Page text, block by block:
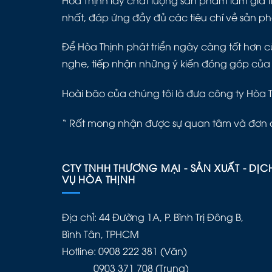
nhất, đáp ứng đầy đủ các tiêu chí về sản
Để Hòa Thịnh phát triển ngày càng tốt hơn
nghe, tiếp nhận những ý kiến đóng góp
Hoài bão của chúng tôi là đưa công ty Hòa
“ Rất mong nhận được sự quan tâm và
CTY TNHH THƯƠNG MẠI - SẢN XUẤT -
VỤ HÒA THỊNH
Địa chỉ: 44 Đường 1A, P. Bình Trị Đông B,
Bình Tân, TPHCM
Hotline: 0908 222 381 (Văn)
0903 371 708 (Trung)